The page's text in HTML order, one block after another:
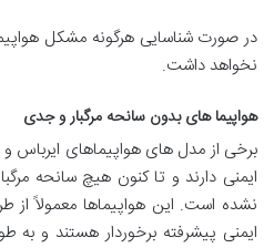
در صورت شناسایی هرگونه مشکل
نخواهد داشت.
هواپیما های بدون سانحه مرگبار و جدی
برخی از مدل های هواپیماهای ایرباس و
ایمنی دارند و تا کنون هیچ سانحه
نشده است. این هواپیماها معمولاً
ایمنی پیشرفته برخوردار هستند و به